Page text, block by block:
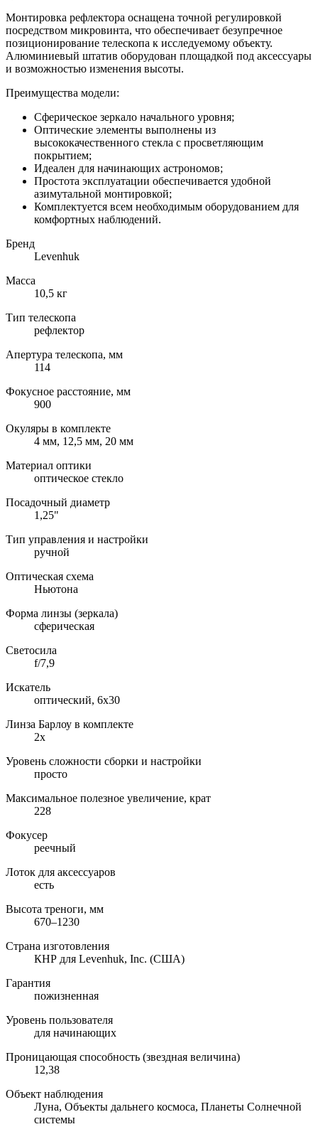
Монтировка рефлектора оснащена точной регулировкой
посредством микровинта, что обеспечивает безупречное
позиционирование телескопа к исследуемому объекту.
Алюминиевый штатив оборудован площадкой под аксессуары
и возможностью изменения высоты.
Преимущества модели:
Сферическое зеркало начального уровня;
Оптические элементы выполнены из
высококачественного стекла с просветляющим
покрытием;
Идеален для начинающих астрономов;
Простота эксплуатации обеспечивается удобной
азимутальной монтировкой;
Комплектуется всем необходимым оборудованием для
комфортных наблюдений.
Бренд
Levenhuk
Масса
10,5 кг
Тип телескопа
рефлектор
Апертура телескопа, мм
114
Фокусное расстояние, мм
900
Окуляры в комплекте
4 мм, 12,5 мм, 20 мм
Материал оптики
оптическое стекло
Посадочный диаметр
1,25"
Тип управления и настройки
ручной
Оптическая схема
Ньютона
Форма линзы (зеркала)
сферическая
Светосила
f/7,9
Искатель
оптический, 6x30
Линза Барлоу в комплекте
2х
Уровень сложности сборки и настройки
просто
Максимальное полезное увеличение, крат
228
Фокусер
реечный
Лоток для аксессуаров
есть
Высота треноги, мм
670–1230
Страна изготовления
КНР для Levenhuk, Inc. (США)
Гарантия
пожизненная
Уровень пользователя
для начинающих
Проницающая способность (звездная величина)
12,38
Объект наблюдения
Луна, Объекты дальнего космоса, Планеты Солнечной
системы